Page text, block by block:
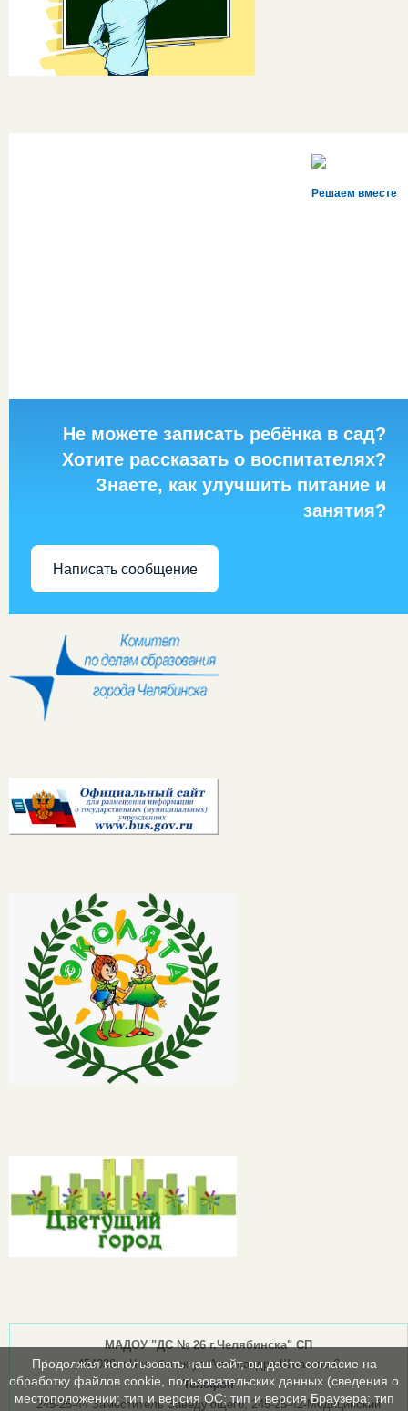
Решаем вместе
Не можете записать ребёнка в сад?
Хотите рассказать о воспитателях?
Знаете, как улучшить питание и
занятия?
Написать сообщение
МАДОУ "ДС № 26 г.Челябинска" СП
454030, г.Челябинск ул.Александра Шмакова,6
Телефон
245-25-44 Заместитель Заведующего; 245-25-42-Медицинский
Продолжая использовать наш сайт, вы даете согласие на
обработку файлов cookie, пользовательских данных (сведения о
местоположении; тип и версия ОС; тип и версия Браузера; тип